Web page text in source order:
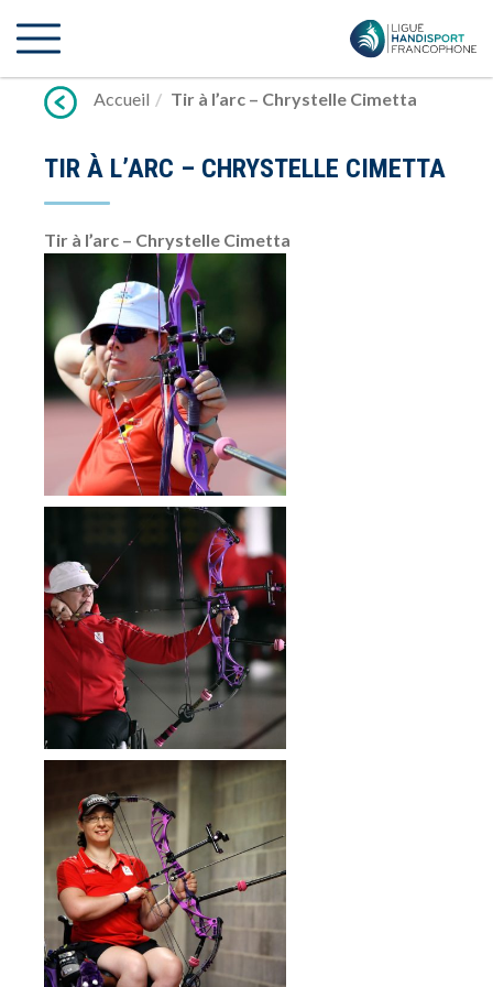
vers
Accueil
Tir à l’arc – Chrystelle Cimetta
TIR À L’ARC – CHRYSTELLE CIMETTA
Tir à l’arc – Chrystelle Cimetta